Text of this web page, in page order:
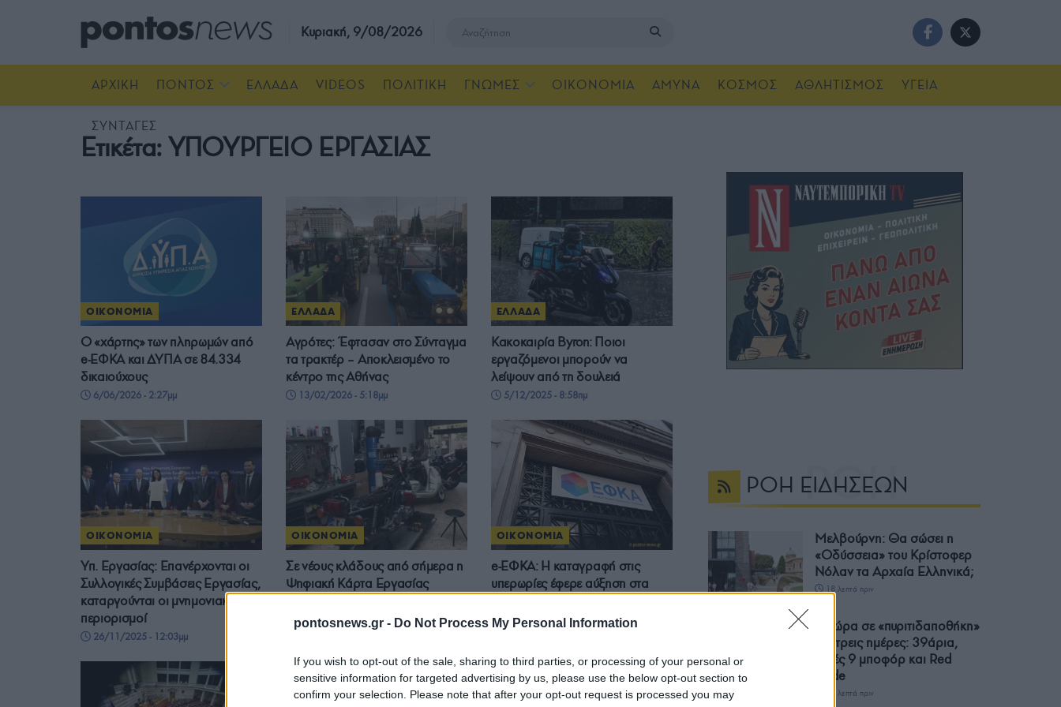
pontosnews.gr - Do Not Process My Personal Information
If you wish to opt-out of the sale, sharing to third parties, or processing of your personal or
sensitive information for targeted advertising by us, please use the below opt-out section to
confirm your selection. Please note that after your opt-out request is processed you may
Κυριακή, 9/08/2026
ΑΡΧΙΚΗ ΠΟΝΤΟΣ ΕΛΛΑΔΑ VIDEOS ΠΟΛΙΤΙΚΗ ΓΝΩΜΕΣ ΟΙΚΟΝΟΜΙΑ ΑΜΥΝΑ ΚΟΣΜΟΣ ΑΘΛΗΤΙΣΜΟΣ ΥΓΕΙΑ
ΣΥΝΤΑΓΕΣ
Ετικέτα: ΥΠΟΥΡΓΕΙΟ ΕΡΓΑΣΙΑΣ
ΟΙΚΟΝΟΜΙΑ
Ο «χάρτης» των πληρωμών από
e-ΕΦΚΑ και ΔΥΠΑ σε 84.334
δικαιούχους
6/06/2026 - 2:27μμ
ΕΛΛΑΔΑ
Αγρότες: Έφτασαν στο Σύνταγμα
τα τρακτέρ – Αποκλεισμένο το
κέντρο της Αθήνας
13/02/2026 - 5:18μμ
ΕΛΛΑΔΑ
Κακοκαιρία Byron: Ποιοι
εργαζόμενοι μπορούν να
λείψουν από τη δουλειά
5/12/2025 - 8:58πμ
ΟΙΚΟΝΟΜΙΑ
Υπ. Εργασίας: Επανέρχονται οι
Συλλογικές Συμβάσεις Εργασίας,
καταργούνται οι μνημονιακοί
περιορισμοί
26/11/2025 - 12:03μμ
ΟΙΚΟΝΟΜΙΑ
Σε νέους κλάδους από σήμερα η
Ψηφιακή Κάρτα Εργασίας
ΟΙΚΟΝΟΜΙΑ
e-ΕΦΚΑ: Η καταγραφή στις
υπερωρίες έφερε αύξηση στα
17/08/2025 - 8:51μμ
ΡΟΗ ΕΙΔΗΣΕΩΝ
Μελβούρνη: Θα σώσει η
«Οδύσσεια» του Κρίστοφερ
Νόλαν τα Αρχαία Ελληνικά;
18 λεπτά πριν
Η χώρα σε «πυριτιδαποθήκη»
για τρεις ημέρες: 39άρια,
ριπές 9 μποφόρ και Red
Code
42 λεπτά πριν